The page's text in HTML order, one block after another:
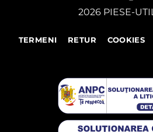
2026 PIESE-
TERMENI RETUR COOKIES